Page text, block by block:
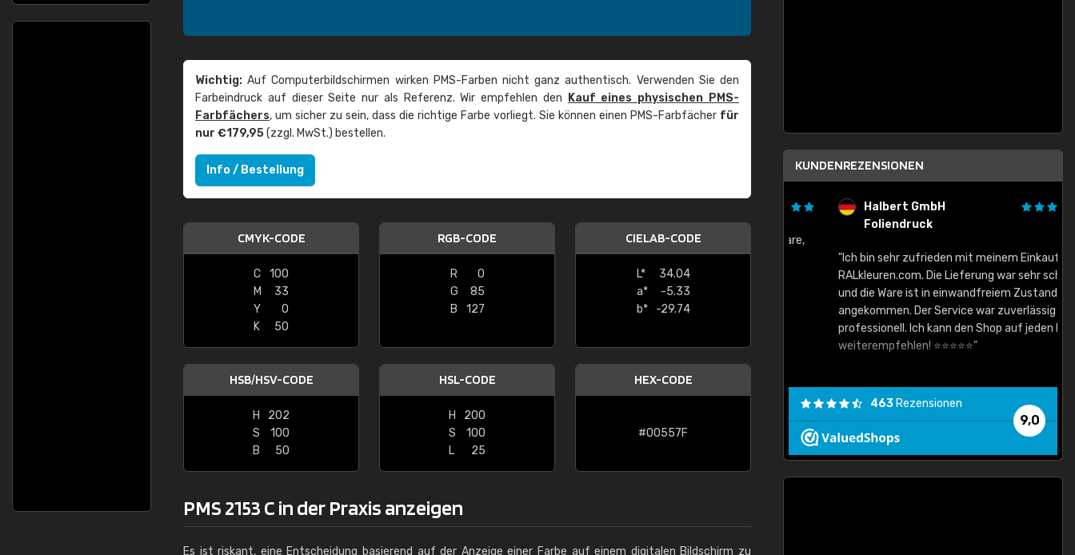
Wichtig: Auf Computerbildschirmen wirken PMS-Farben nicht ganz authentisch. Verwenden Sie den
Farbeindruck auf dieser Seite nur als Referenz. Wir empfehlen den
Kauf eines physischen PMS-
Farbfächers, um sicher zu sein, dass die richtige Farbe vorliegt. Sie können einen PMS-Farbfächer für
nur €179,95(zzgl. MwSt.) bestellen.
Info / Bestellung
CMYK-CODE
C
100
M
33
Y
0
K
50
RGB-CODE
R
0
G
85
B
127
CIELAB-CODE
L*
34.04
a*
-5.33
b*
-29.74
HSB/HSV-CODE
H
202
S
100
B
50
HSL-CODE
H
200
S
100
L
25
HEX-CODE
#00557F
PMS 2153 C in der Praxis anzeigen
Es ist riskant, eine Entscheidung basierend auf der Anzeige einer Farbe auf einem digitalen Bildschirm zu
KUNDENREZENSIONEN
"Alles so, wie man es sich wünscht, gute Ware,
schnelle Lieferung."
Halbert GmbH
Foliendruck
"Ich bin sehr zufrieden mit meinem Einkauf bei
RALkleuren.com. Die Lieferung war sehr schnell
und die Ware ist in einwandfreiem Zustand
angekommen. Der Service war zuverlässig und
professionell. Ich kann den Shop auf jeden Fall
weiterempfehlen! ⭐⭐⭐⭐⭐"
9,0
463 Rezensionen